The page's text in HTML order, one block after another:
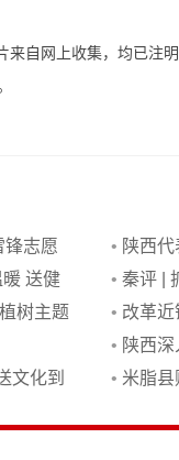
自网上收集，均已注
锋志愿
• 陕西
暖 送健
• 秦评 |
树主题
• 改革
• 陕西
文化到
• 米脂